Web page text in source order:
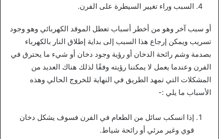
السبب وراء تغيير السيطرة على الفرن.
أو سبب آخر وهو من أخطر أسباب تعطل الموقد الكهربائي وهو وجود
تسريب ويمكن إرجاع هذا السبب إلى بداية إطلاق النار بالكهرباء
بصدمة وشم رائحة الدخان أو رؤية وجود دخان أو شيء ما يحترق في
الفرن وعندما يعمل لا يمكننا رؤيته وفقًا لذلك هناك العديد من
المشكلات التي تمهد الطريق في النهاية للخروج الحالي وهذه
الأسباب ما يلي :-
إذا انسكب سائل من الطعام في الفرن فسوف يشكل دخان
قوي وغير مرئي أو رائحة شياط.